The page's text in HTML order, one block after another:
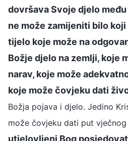
dovršava Svoje djelo
ne može zamijeniti bilo
tijelo koje može na
Božje djelo na zemlji, koje
narav, koje može
koje može čovjeku dati
Božja pojava i djelo. Jedino
može čovjeku dati put
utjelovljeni Bog